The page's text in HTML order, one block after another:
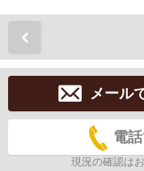
メール
電
現況の確認は